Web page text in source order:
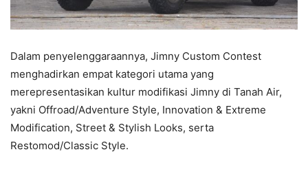
Dalam penyelenggaraannya, Jimny Custom Contest
menghadirkan empat kategori utama yang
merepresentasikan kultur modifikasi Jimny di Tanah Air,
yakni Offroad/Adventure Style, Innovation & Extreme
Modification, Street & Stylish Looks, serta
Restomod/Classic Style.